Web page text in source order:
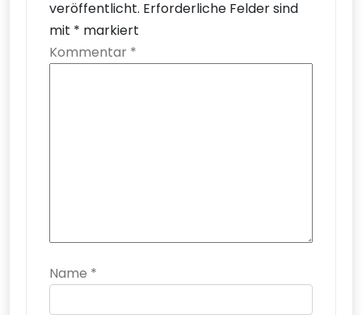
veröffentlicht. Erforderliche Felder sind
mit * markiert
Kommentar *
Name *